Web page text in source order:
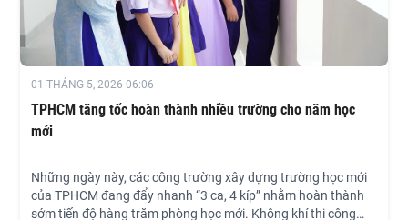
01 THÁNG 5, 2026 06:06
TPHCM tăng tốc hoàn thành nhiều trường cho năm học
mới
Những ngày này, các công trường xây dựng trường học mới
của TPHCM đang đẩy nhanh “3 ca, 4 kíp” nhằm hoàn thành
sớm tiến độ hàng trăm phòng học mới. Không khí thi công